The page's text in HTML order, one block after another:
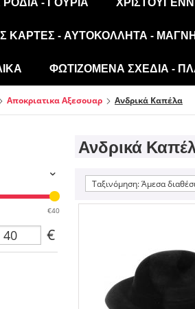
ΚΆΡΤΕΣ - ΑΥΤΟΚΌΛΛΗΤΑ -
ΦΩΤΙΖΌΜΕΝΑ ΣΧΈΔΙΑ -
Αποκριατικα Αξεσουαρ Ανδρικά Καπέλα
€40
€
Ανδρικά
Ταξινόμηση: Άμεσα